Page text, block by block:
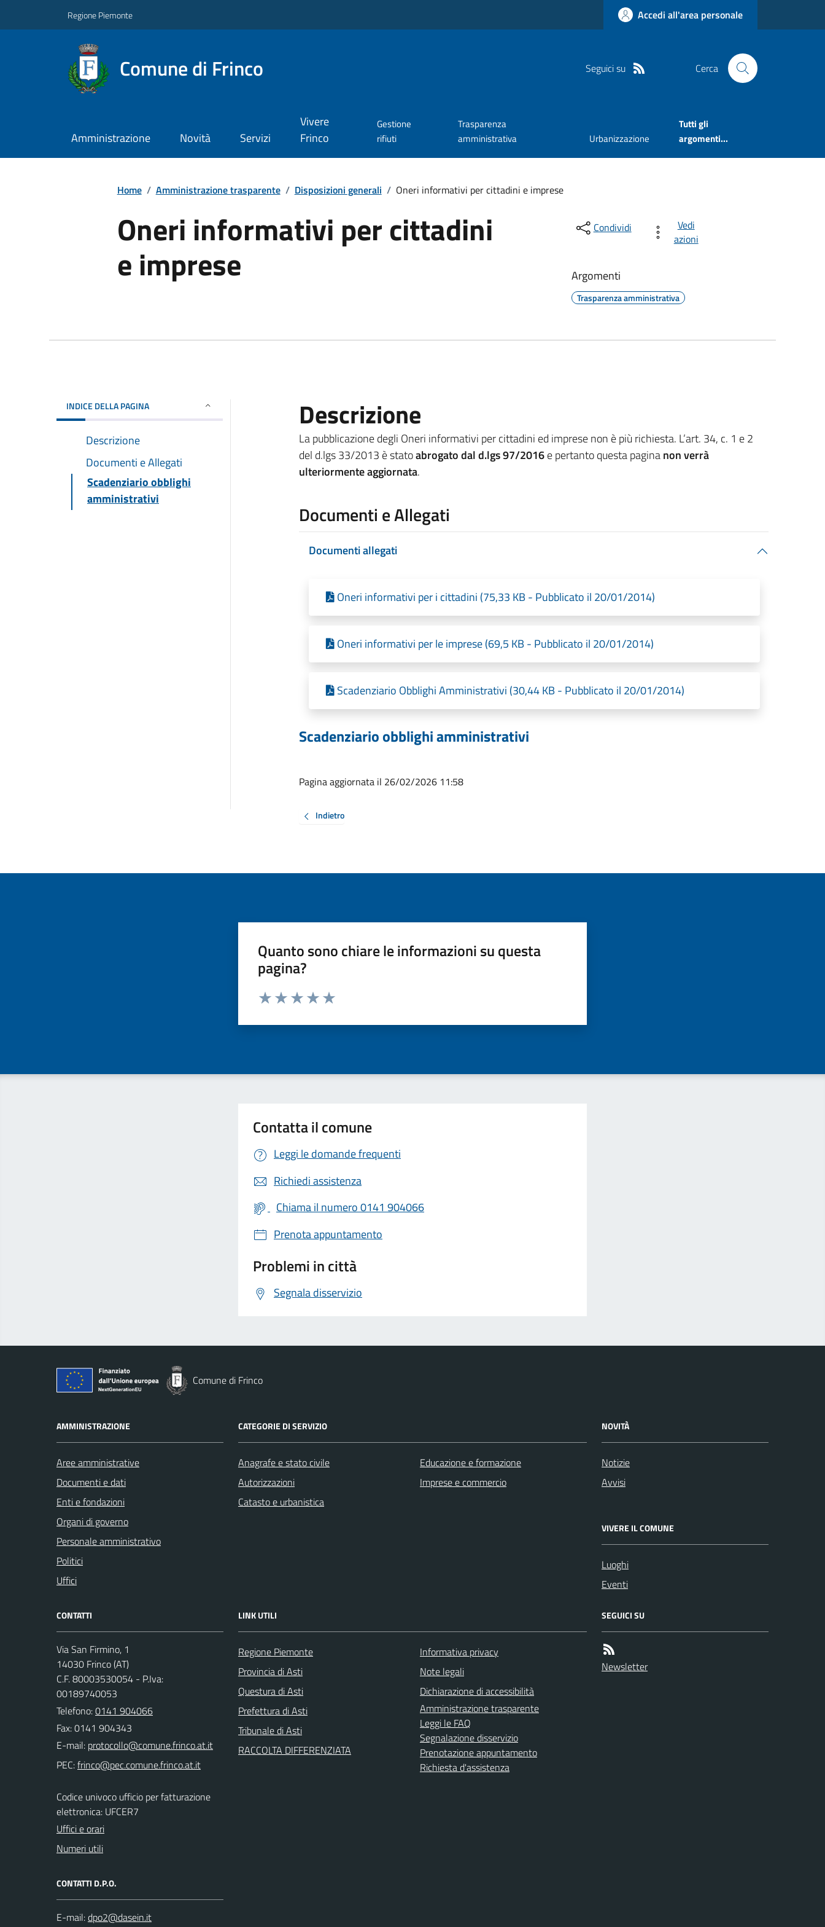
Regione Piemonte Accedi all'area personale
Comune di Frinco Seguici su Cerca
Amministrazione Novità Servizi
Vivere
Frinco
Gestione
rifiuti
Trasparenza
amministrativa
Urbanizzazione
Tutti gli
argomenti...
Home / Amministrazione trasparente / Disposizioni generali / Oneri informativi per cittadini e imprese
Oneri informativi per cittadini
e imprese
Condividi
Vedi
azioni
Argomenti
Trasparenza amministrativa
INDICE DELLA PAGINA
Descrizione
Documenti e Allegati
Scadenziario obblighi
amministrativi
Descrizione
La pubblicazione degli Oneri informativi per cittadini ed imprese non è più richiesta. L’art. 34, c. 1 e 2
del d.lgs 33/2013 è statoabrogato dal d.lgs 97/2016e pertanto questa paginanon verrà
ulteriormente aggiornata.
Documenti e Allegati
Documenti allegati
Oneri informativi per i cittadini (75,33 KB - Pubblicato il 20/01/2014)
Oneri informativi per le imprese (69,5 KB - Pubblicato il 20/01/2014)
Scadenziario Obblighi Amministrativi (30,44 KB - Pubblicato il 20/01/2014)
Scadenziario obblighi amministrativi
Pagina aggiornata il 26/02/2026 11:58
Indietro
Quanto sono chiare le informazioni su questa
pagina?
Valuta da 1 a 5 stelle la pagina
Contatta il comune
Leggi le domande frequenti
Richiedi assistenza
Chiama il numero 0141 904066
Prenota appuntamento
Problemi in città
Segnala disservizio
Comune di Frinco
AMMINISTRAZIONE
Aree amministrative
Documenti e dati
Enti e fondazioni
Organi di governo
Personale amministrativo
Politici
Uffici
CATEGORIE DI SERVIZIO
Anagrafe e stato civile
Autorizzazioni
Catasto e urbanistica
Educazione e formazione
Imprese e commercio
NOVITÀ
Notizie
Avvisi
VIVERE IL COMUNE
Luoghi
Eventi
CONTATTI
Via San Firmino, 1
14030 Frinco (AT)
C.F. 80003530054 - P.Iva:
00189740053
Telefono:0141 904066
Fax: 0141 904343
E-mail:
PEC:
Codice univoco ufficio per fatturazione
elettronica: UFCER7
Uffici e orari
Numeri utili
CONTATTI D.P.O.
E-mail:
LINK UTILI
Regione Piemonte
Provincia di Asti
Questura di Asti
Prefettura di Asti
Tribunale di Asti
RACCOLTA DIFFERENZIATA
Informativa privacy
Note legali
Dichiarazione di accessibilità
Amministrazione trasparente
Leggi le FAQ
Segnalazione disservizio
Prenotazione appuntamento
Richiesta d'assistenza
SEGUICI SU
Newsletter